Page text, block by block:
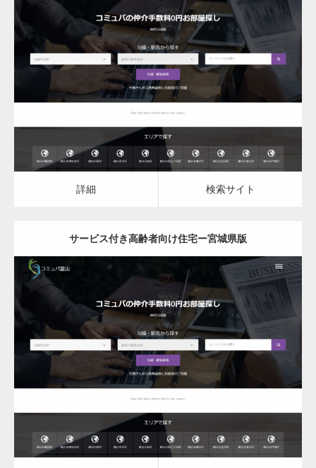
更新日： 2023.03.09
サービス付き高齢者向け住宅
詳細 検索サイト
詳細 検索サイト
サービス付き高齢者向け住宅ー宮城県版
更新日： 2023.03.09
サービス付き高齢者向け住宅
詳細 検索サイト